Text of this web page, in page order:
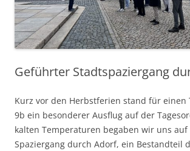
Geführter Stadtspaziergang
Kurz vor den Herbstferien stand für einen
9b ein besonderer Ausflug auf der
kalten Temperaturen begaben wir uns auf
Spaziergang durch Adorf, ein Bestandteil